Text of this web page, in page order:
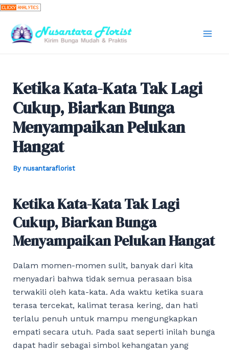
Skip
content
Ketika Kata-Kata Tak Lagi
Cukup, Biarkan Bunga
Menyampaikan Pelukan
Hangat
By nusantaraflorist
Ketika Kata-Kata Tak Lagi
Cukup, Biarkan Bunga
Menyampaikan Pelukan Hangat
Dalam momen-momen sulit, banyak dari kita
menyadari bahwa tidak semua perasaan bisa
terwakili oleh kata-kata. Ada waktu ketika suara
terasa tercekat, kalimat terasa kering, dan hati
terlalu penuh untuk mampu mengungkapkan
empati secara utuh. Pada saat seperti inilah bunga
dapat hadir sebagai simbol kehangatan yang